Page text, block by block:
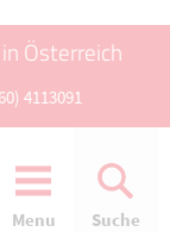
Österreich
4113091
Menu Suche